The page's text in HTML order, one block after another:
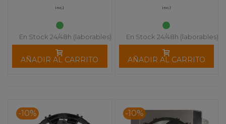
inc.)
En Stock 24/48h (laborables)
AÑADIR AL CARRITO
inc.)
En Stock 24/48h (laborables)
AÑADIR AL CARRITO
-10% -10%